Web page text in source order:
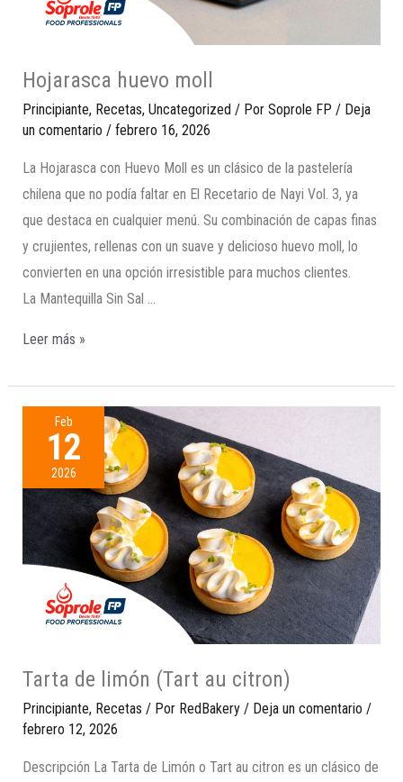
Hojarasca huevo moll
Principiante, Recetas, Uncategorized / Por Soprole FP / Deja
un comentario / febrero 16, 2026
La Hojarasca con Huevo Moll es un clásico de la pastelería
chilena que no podía faltar en El Recetario de Nayi Vol. 3, ya
que destaca en cualquier menú. Su combinación de capas finas
y crujientes, rellenas con un suave y delicioso huevo moll, lo
convierten en una opción irresistible para muchos clientes.
La Mantequilla Sin Sal …
Leer más »
Feb
12
2026
Tarta de limón (Tart au citron)
Principiante, Recetas / Por RedBakery / Deja un comentario /
febrero 12, 2026
Descripción La Tarta de Limón o Tart au citron es un clásico de